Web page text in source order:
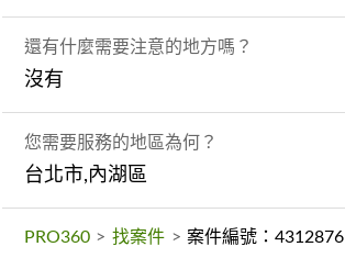
還有什麼需要注意的地方嗎？
沒有
您需要服務的地區為何？
台北市,內湖區
PRO360 > 找案件 > 案件編號：4312876